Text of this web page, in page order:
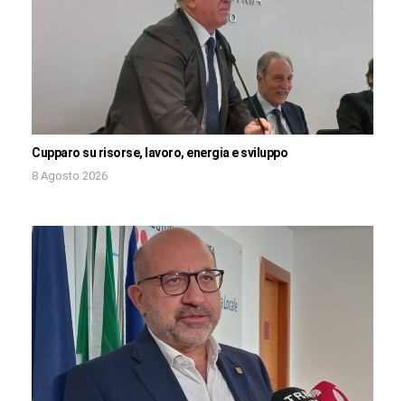
Cupparo su risorse, lavoro, energia e sviluppo
8 Agosto 2026